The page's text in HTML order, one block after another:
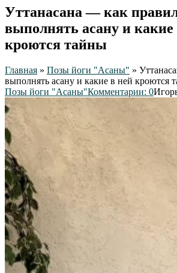
Уттанасана — как
выполнять асану и какие
кроются тайны
Главная » Позы йоги "Асаны" »
выполнять асану и какие в ней кроются
Позы йоги "Асаны"Комментарии: 0